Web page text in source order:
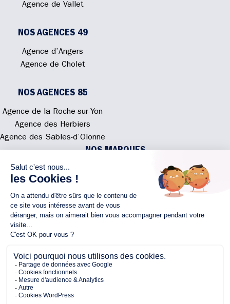
Agence de Vallet
NOS AGENCES 49
Agence d’Angers
Agence de Cholet
NOS AGENCES 85
Agence de la Roche-sur-Yon
Agence des Herbiers
Agence des Sables-d’Olonne
NOS MARQUES
Atmosphere'In
Syméâme
MyLovelyNature
02 40 300 200
Écrivez-nous
Rejoignez l'équipe